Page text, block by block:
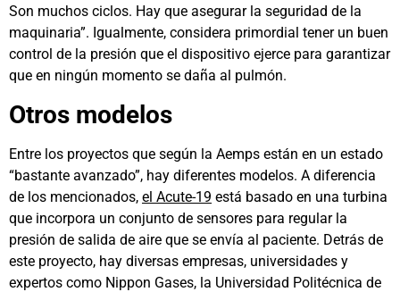
Son muchos ciclos. Hay que asegurar la seguridad de la
maquinaria”. Igualmente, considera primordial tener un buen
control de la presión que el dispositivo ejerce para garantizar
que en ningún momento se daña al pulmón.
Otros modelos
Entre los proyectos que según la Aemps están en un estado
“bastante avanzado”, hay diferentes modelos. A diferencia
de los mencionados, el Acute-19 está basado en una turbina
que incorpora un conjunto de sensores para regular la
presión de salida de aire que se envía al paciente. Detrás de
este proyecto, hay diversas empresas, universidades y
expertos como Nippon Gases, la Universidad Politécnica de